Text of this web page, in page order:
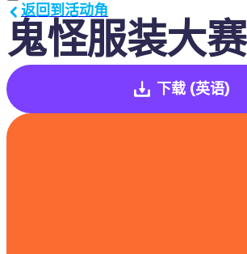
鬼怪服装大赛
返回到活动角
下载 (英语)